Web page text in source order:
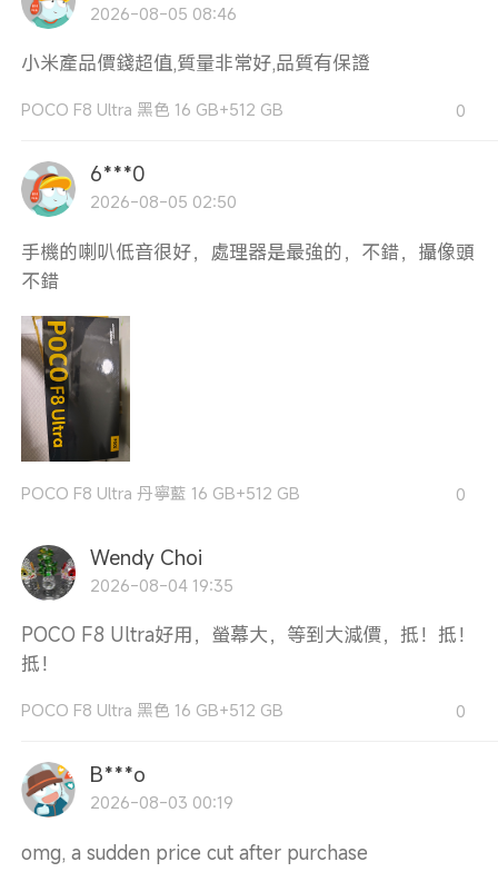
2026-08-05 08:46
小米產品價錢超值,質量非常好,品質有保證
POCO F8 Ultra 黑色 16 GB+512 GB 0
6***0
2026-08-05 02:50
手機的喇叭低音很好，處理器是最強的，不錯，攝像頭
不錯
POCO F8 Ultra 丹寧藍 16 GB+512 GB 0
Wendy Choi
2026-08-04 19:35
POCO F8 Ultra好用，螢幕大，等到大減價，抵！抵！
抵！
POCO F8 Ultra 黑色 16 GB+512 GB 0
B***o
2026-08-03 00:19
omg, a sudden price cut after purchase